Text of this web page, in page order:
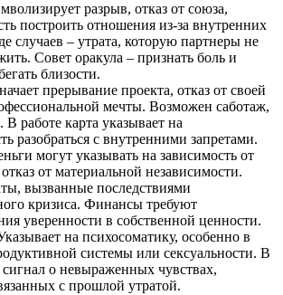
разрыв, отказ от союза,
построить отношения из-за внутренних
случаев – утрата, которую партнеры не
Совет оракула – признать боль и
близости.
прерывание проекта, отказ от своей
мечты. Возможен саботаж,
В работе карта указывает на
разобраться с внутренними запретами.
могут указывать на зависимость от
от материальной независимости.
вызванные последствиями
кризиса. Финансы требуют
уверенности в собственной ценности.
на психосоматику, особенно в
системы или сексуальности. В
сигнал о невыраженных чувствах,
с прошлой утратой.